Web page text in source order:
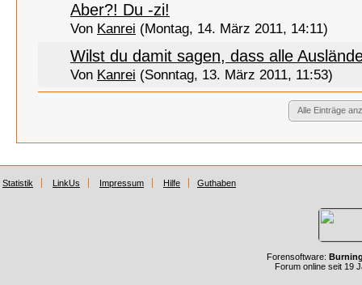
Aber?! Du -zi!
Von Kanrei (Montag, 14. März 2011, 14:11)
Wilst du damit sagen, dass alle
Von Kanrei (Sonntag, 13. März 2011, 11:53)
Alle Einträge
Statistik LinkUs Impressum Hilfe Guthaben
Forensoftware:
Forum online seit 19